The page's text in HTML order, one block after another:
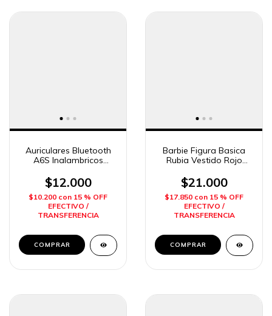
Auriculares Bluetooth
A6S Inalambricos
$12.000
$10.200 con 15 % OFF
EFECTIVO /
TRANSFERENCIA
Barbie Figura Basica
Rubia Vestido Rojo
$21.000
$17.850 con 15 % OFF
EFECTIVO /
TRANSFERENCIA